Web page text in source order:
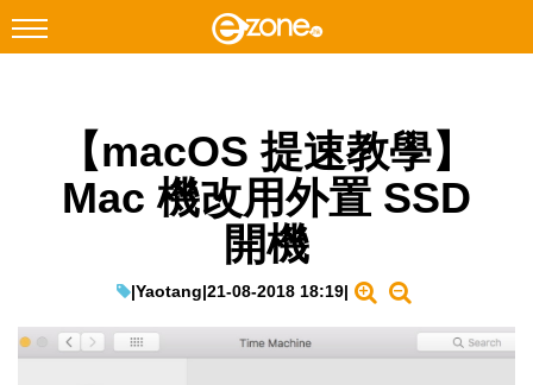
Facebook Instagram
科技焦點
教學評測
【macOS 提速教學】
Mac 機改用外置 SSD
開機
|Yaotang|21-08-2018 18:19|